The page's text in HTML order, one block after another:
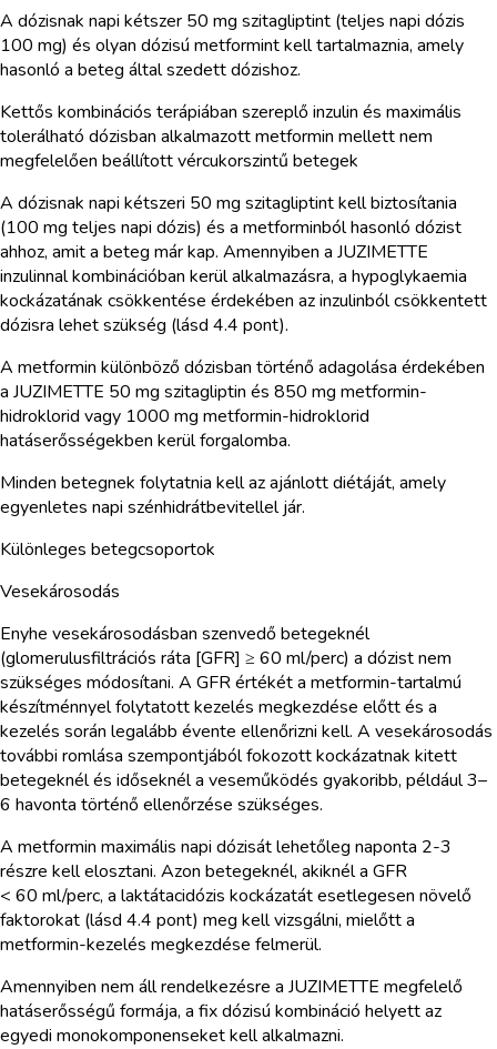
A dózisnak napi kétszer 50 mg szitagliptint (teljes napi dózis
100 mg) és olyan dózisú metformint kell tartalmaznia, amely
hasonló a beteg által szedett dózishoz.
Kettős kombinációs terápiában szereplő inzulin és maximális
tolerálható dózisban alkalmazott metformin mellett nem
megfelelően beállított vércukorszintű betegek
A dózisnak napi kétszeri 50 mg szitagliptint kell biztosítania
(100 mg teljes napi dózis) és a metforminból hasonló dózist
ahhoz, amit a beteg már kap. Amennyiben a JUZIMETTE
inzulinnal kombinációban kerül alkalmazásra, a hypoglykaemia
kockázatának csökkentése érdekében az inzulinból csökkentett
dózisra lehet szükség (lásd 4.4 pont).
A metformin különböző dózisban történő adagolása érdekében
a JUZIMETTE 50 mg szitagliptin és 850 mg metformin-
hidroklorid vagy 1000 mg metformin-hidroklorid
hatáserősségekben kerül forgalomba.
Minden betegnek folytatnia kell az ajánlott diétáját, amely
egyenletes napi szénhidrátbevitellel jár.
Különleges betegcsoportok
Vesekárosodás
Enyhe vesekárosodásban szenvedő betegeknél
(glomerulusfiltrációs ráta [GFR] ≥ 60 ml/perc) a dózist nem
szükséges módosítani. A GFR értékét a metformin-tartalmú
készítménnyel folytatott kezelés megkezdése előtt és a
kezelés során legalább évente ellenőrizni kell. A vesekárosodás
további romlása szempontjából fokozott kockázatnak kitett
betegeknél és időseknél a veseműködés gyakoribb, például 3–
6 havonta történő ellenőrzése szükséges.
A metformin maximális napi dózisát lehetőleg naponta 2-3
részre kell elosztani. Azon betegeknél, akiknél a GFR
< 60 ml/perc, a laktátacidózis kockázatát esetlegesen növelő
faktorokat (lásd 4.4 pont) meg kell vizsgálni, mielőtt a
metformin-kezelés megkezdése felmerül.
Amennyiben nem áll rendelkezésre a JUZIMETTE megfelelő
hatáserősségű formája, a fix dózisú kombináció helyett az
egyedi monokomponenseket kell alkalmazni.